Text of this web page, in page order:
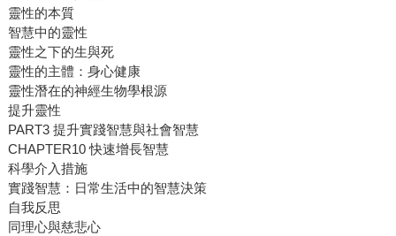
靈性的本質
智慧中的靈性
靈性之下的生與死
靈性的主體：身心健康
靈性潛在的神經生物學根源
提升靈性
PART3 提升實踐智慧與社會智慧
CHAPTER10 快速增長智慧
科學介入措施
實踐智慧：日常生活中的智慧決策
自我反思
同理心與慈悲心